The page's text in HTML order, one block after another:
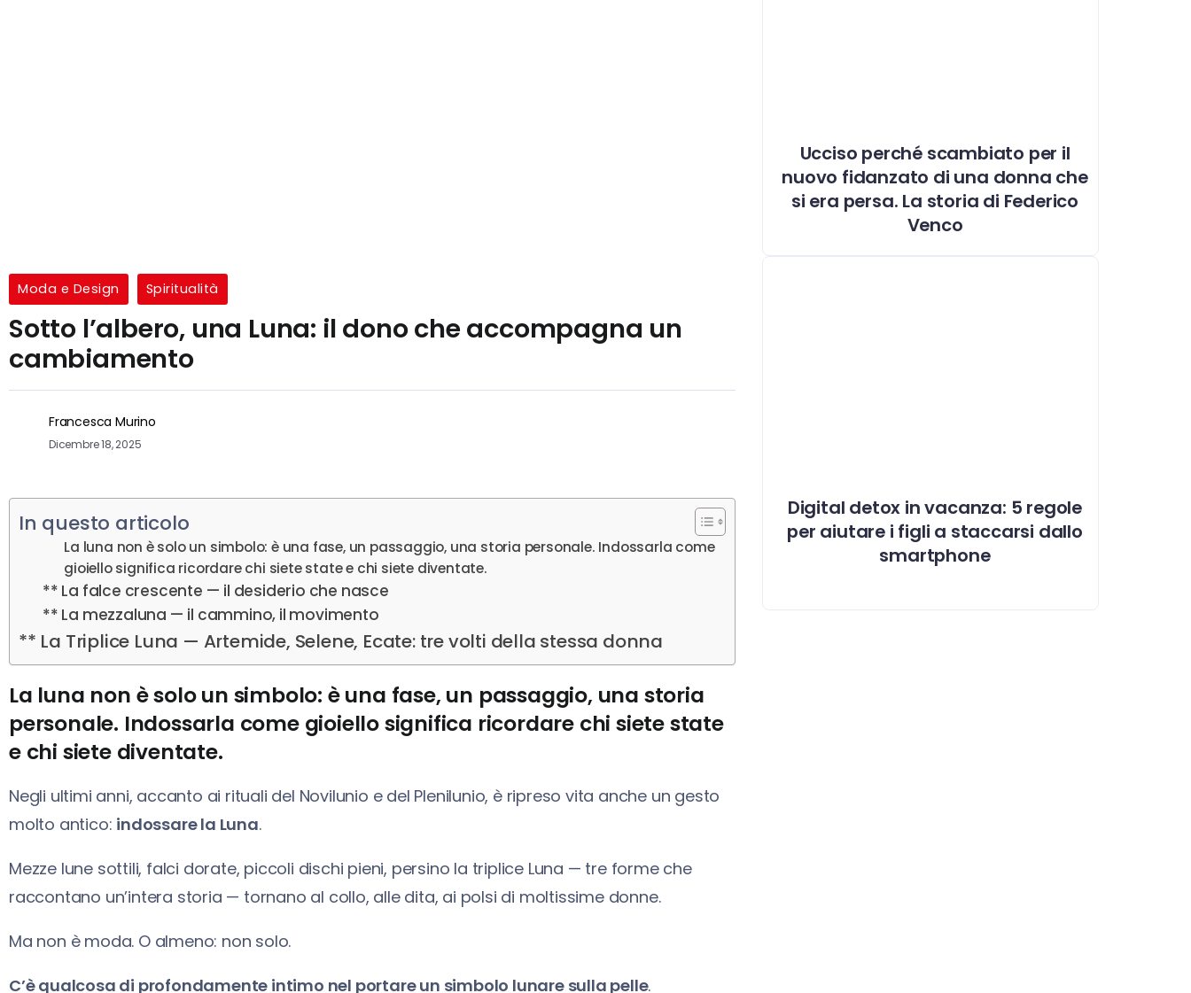
Moda e Design Spiritualità
Sotto l’albero, una Luna: il dono che accompagna un
cambiamento
Francesca Murino
Dicembre 18, 2025
In questo articolo
La luna non è solo un simbolo: è una fase, un passaggio, una storia personale. Indossarla come
gioiello significa ricordare chi siete state e chi siete diventate.
** La falce crescente — il desiderio che nasce
** La mezzaluna — il cammino, il movimento
** La Triplice Luna — Artemide, Selene, Ecate: tre volti della stessa donna
La luna non è solo un simbolo: è una fase, un passaggio, una storia
personale. Indossarla come gioiello significa ricordare chi siete state
e chi siete diventate.
Negli ultimi anni, accanto ai rituali del Novilunio e del Plenilunio, è ripreso vita anche un gesto
molto antico: indossare la Luna.
Mezze lune sottili, falci dorate, piccoli dischi pieni, persino la triplice Luna — tre forme che
raccontano un’intera storia — tornano al collo, alle dita, ai polsi di moltissime donne.
Ma non è moda. O almeno: non solo.
C’è qualcosa di profondamente intimo nel portare un simbolo lunare sulla pelle.
Ucciso perché scambiato per il
nuovo fidanzato di una donna che
si era persa. La storia di Federico
Venco
Digital detox in vacanza: 5 regole
per aiutare i figli a staccarsi dallo
smartphone